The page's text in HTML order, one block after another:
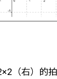
（右）的